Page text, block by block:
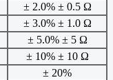
± 2.0% ± 0.5 Ω
± 3.0% ± 1.0 Ω
± 5.0% ± 5 Ω
± 10% ± 10 Ω
± 20%